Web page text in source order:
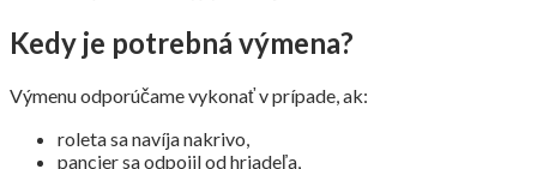
Kedy je potrebná výmena?
Výmenu odporúčame vykonať v prípade, ak:
roleta sa navíja nakrivo,
pancier sa odpojil od hriadeľa,